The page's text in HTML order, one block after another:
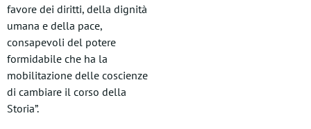
favore dei diritti, della dignità
umana e della pace,
consapevoli del potere
formidabile che ha la
mobilitazione delle coscienze
di cambiare il corso della
Storia”.